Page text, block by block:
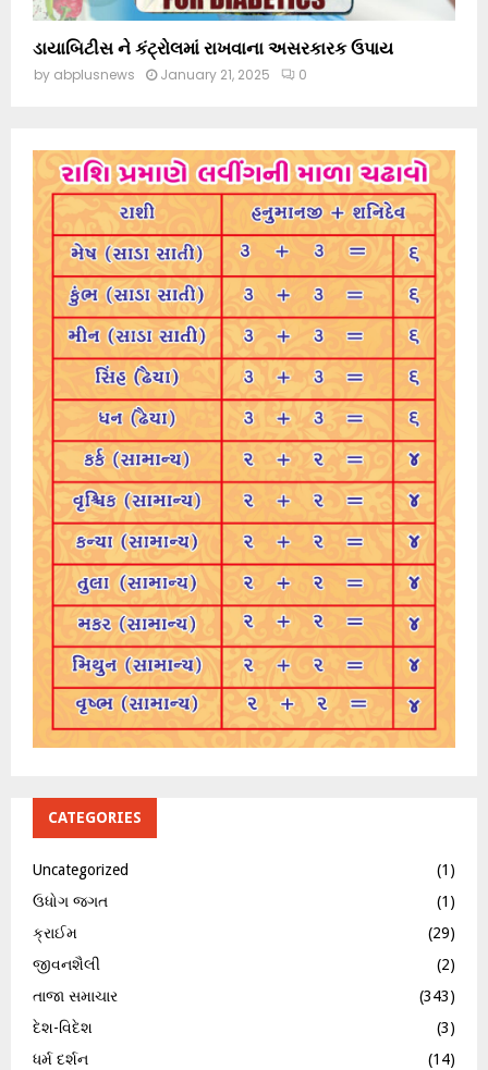
ડાયાબિટીસ ને કંટ્રોલમાં રાખવાના અસરકારક ઉપાય
by abplusnews January 21, 2025 0
CATEGORIES
Uncategorized
(1)
ઉધોગ જગત
(1)
ક્રાઈમ
(29)
જીવનશૈલી
(2)
તાજા સમાચાર
(343)
દેશ-વિદેશ
(3)
ધર્મ દર્શન
(14)